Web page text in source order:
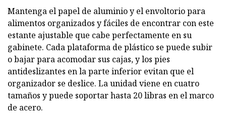
Mantenga el papel de aluminio y el envoltorio para
alimentos organizados y fáciles de encontrar con este
estante ajustable que cabe perfectamente en su
gabinete. Cada plataforma de plástico se puede subir
o bajar para acomodar sus cajas, y los pies
antideslizantes en la parte inferior evitan que el
organizador se deslice. La unidad viene en cuatro
tamaños y puede soportar hasta 20 libras en el marco
de acero.